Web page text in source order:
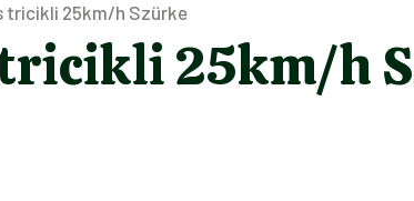
tricikli 25km/h Szürke
25km/h